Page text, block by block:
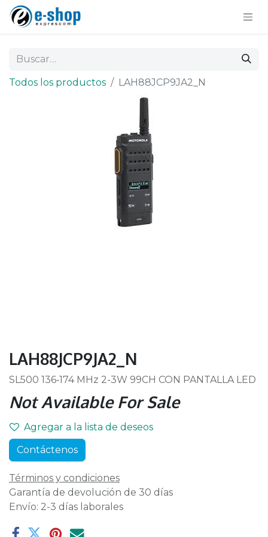
Todos los productos LAH88JCP9JA2_N
LAH88JCP9JA2_N
SL500 136‐174 MHz 2-3W 99CH CON PANTALLA LED
Not Available For Sale
Agregar a la lista de deseos
Contáctenos
Términos y condiciones
Garantía de devolución de 30 días
Envío: 2-3 días laborales